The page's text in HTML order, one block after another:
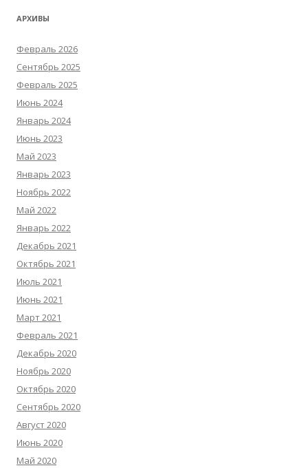
АРХИВЫ
Февраль 2026
Сентябрь 2025
Февраль 2025
Июнь 2024
Январь 2024
Июнь 2023
Май 2023
Январь 2023
Ноябрь 2022
Май 2022
Январь 2022
Декабрь 2021
Октябрь 2021
Июль 2021
Июнь 2021
Март 2021
Февраль 2021
Декабрь 2020
Ноябрь 2020
Октябрь 2020
Сентябрь 2020
Август 2020
Июнь 2020
Май 2020